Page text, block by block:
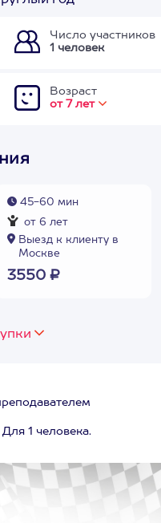
Число участников
1 человек
Возраст
от 7 лет
45-60 мин
от 6 лет
Выезд к клиенту в
Москве
3550 ₽
1 человека.